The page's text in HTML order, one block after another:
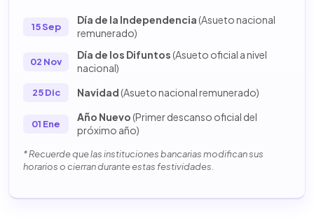
15 Sep
Día de la Independencia(Asueto nacional
remunerado)
02 Nov
Día de los Difuntos(Asueto oficial a nivel
nacional)
25 Dic Navidad(Asueto nacional remunerado)
01 Ene
Año Nuevo(Primer descanso oficial del
próximo año)
* Recuerde que las instituciones bancarias modifican sus
horarios o cierran durante estas festividades.